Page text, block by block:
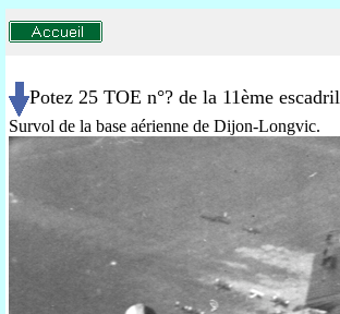
Potez 25 TOE n°? de la 11ème
Survol de la base aérienne de Dijon-Longvic.